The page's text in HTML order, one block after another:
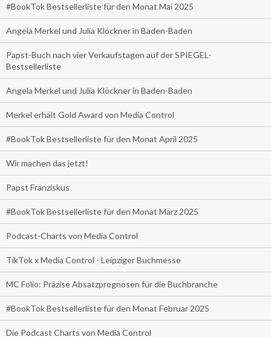
#BookTok Bestsellerliste für den Monat Mai 2025
Angela Merkel und Julia Klöckner in Baden-Baden
Papst-Buch nach vier Verkaufstagen auf der SPIEGEL-
Bestsellerliste
Angela Merkel und Julia Klöckner in Baden-Baden
Merkel erhält Gold Award von Media Control
#BookTok Bestsellerliste für den Monat April 2025
Wir machen das jetzt!
Papst Franziskus
#BookTok Bestsellerliste für den Monat März 2025
Podcast-Charts von Media Control
TikTok x Media Control - Leipziger Buchmesse
MC Folio: Präzise Absatzprognosen für die Buchbranche
#BookTok Bestsellerliste für den Monat Februar 2025
Die Podcast Charts von Media Control